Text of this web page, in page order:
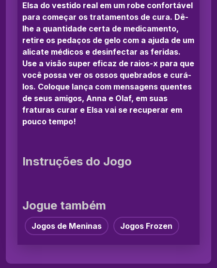
Elsa do vestido real em um robe confortável
para começar os tratamentos de cura. Dê-
lhe a quantidade certa de medicamento,
retire os pedaços de gelo com a ajuda de um
alicate médicos e desinfectar as feridas.
Use a visão super eficaz de raios-x para que
você possa ver os ossos quebrados e curá-
los. Coloque lança com mensagens quentes
de seus amigos, Anna e Olaf, em suas
fraturas curar e Elsa vai se recuperar em
pouco tempo!
Instruções do Jogo
Jogue também
Jogos de Meninas Jogos Frozen